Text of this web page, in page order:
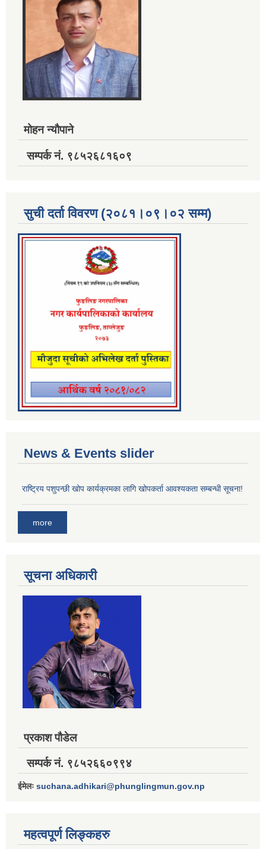
मोहन न्यौपाने
सम्पर्क नं. ९८५२६८१६०९
सुची दर्ता विवरण (२०८१।०९।०२ सम्म)
News & Events slider
राष्ट्रिय पशुपन्छी खोप कार्यक्रमका लागि खोपकर्ता आवश्यकता सम्बन्धी सूचना!
more
सूचना अधिकारी
प्रकाश पौडेल
सम्पर्क नं. ९८५२६६०९९४
ईमेलः suchana.adhikari@phunglingmun.gov.np
महत्वपूर्ण लिङ्कहरु